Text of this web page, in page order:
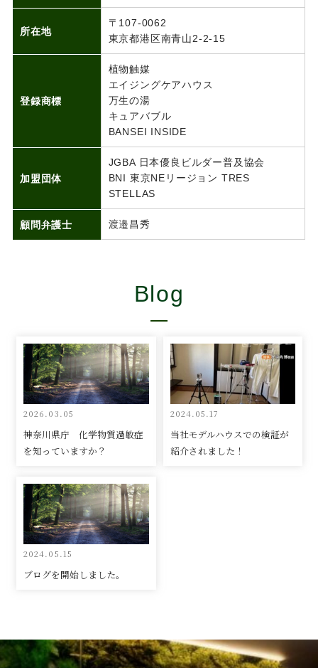
所在地
〒107-0062
東京都港区南青山2-2-15
登録商標
植物触媒
エイジングケアハウス
万生の湯
キュアバブル
BANSEI INSIDE
加盟団体
JGBA 日本優良ビルダー普及協会
BNI 東京NEリージョン TRES
STELLAS
顧問弁護士 渡邉昌秀
Blog
2026.03.05
神奈川県庁 化学物質過敏症
を知っていますか？
2024.05.17
当社モデルハウスでの検証が
紹介されました！
2024.05.15
ブログを開始しました。